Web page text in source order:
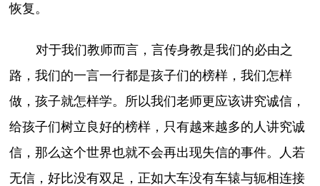
恢复。
对于我们教师而言，言传身教是我们的必由之
路，我们的一言一行都是孩子们的榜样，我们怎样
做，孩子就怎样学。所以我们老师更应该讲究诚信，
给孩子们树立良好的榜样，只有越来越多的人讲究诚
信，那么这个世界也就不会再出现失信的事件。人若
无信，好比没有双足，正如大车没有车辕与轭相连接